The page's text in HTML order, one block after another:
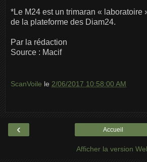
*Le M24 est un trimaran « laboratoire
de la plateforme des Diam24.
Par la rédaction
Source : Macif
ScanVoile le 2/06/2017 10:58:00 AM
‹ Accueil
Afficher la version